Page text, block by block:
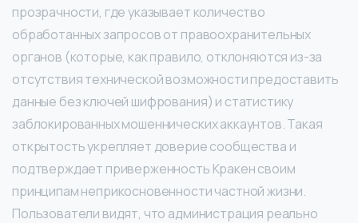
прозрачности, где указывает количество
обработанных запросов от правоохранительных
органов (которые, как правило, отклоняются из-за
отсутствия технической возможности предоставить
данные без ключей шифрования) и статистику
заблокированных мошеннических аккаунтов. Такая
открытость укрепляет доверие сообщества и
подтверждает приверженность Кракен своим
принципам неприкосновенности частной жизни.
Пользователи видят, что администрация реально